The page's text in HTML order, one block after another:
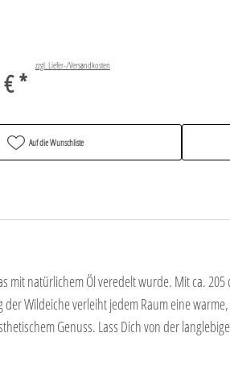
*
zzgl. Liefer-/Versandkosten
Auf die Wunschliste
mit natürlichem Öl veredelt wurde. Mit ca. 205
Wildeiche verleiht jedem Raum eine
Genuss. Lass Dich von der